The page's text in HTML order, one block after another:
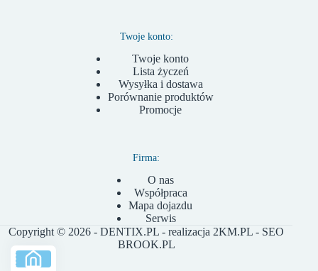
Twoje konto:
Twoje konto
Lista życzeń
Wysyłka i dostawa
Porównanie produktów
Promocje
Firma:
O nas
Współpraca
Mapa dojazdu
Serwis
Copyright © 2026 - DENTIX.PL - realizacja 2KM.PL - SEO
BROOK.PL